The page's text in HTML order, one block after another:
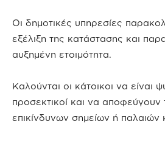
Οι δημοτικές υπηρεσίες
εξέλιξη της κατάστασης και
αυξημένη ετοιμότητα.
Καλούνται οι κάτοικοι να είναι
προσεκτικοί και να αποφεύγουν
επικίνδυνων σημείων ή παλαιών